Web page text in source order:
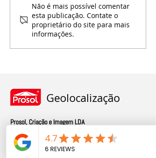
Soluções
Personalizadas: Eleve a
Identidade do Seu
Negócio com Guarda-
Não é mais possível comentar
esta publicação. Contate o
proprietário do site para mais
informações.
Geolocalização
Prosol, Criação e Imagem LDA
Rua Pedro Hispano, nº 818,